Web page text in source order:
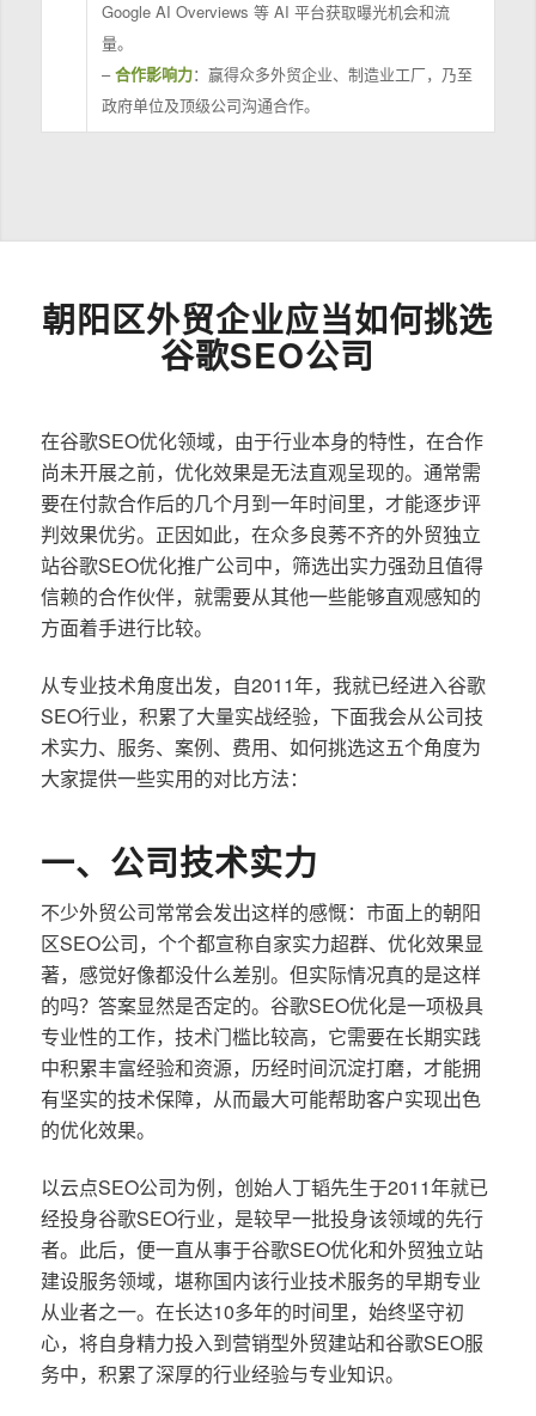
Google AI Overviews 等 AI 平台获取曝光机会和流
量。
–合作影响力：赢得众多外贸企业、制造业工厂，乃至
政府单位及顶级公司沟通合作。
朝阳区外贸企业应当如何挑选
谷歌SEO公司
在谷歌SEO优化领域，由于行业本身的特性，在合作
尚未开展之前，优化效果是无法直观呈现的。通常需
要在付款合作后的几个月到一年时间里，才能逐步评
判效果优劣。正因如此，在众多良莠不齐的外贸独立
站谷歌SEO优化推广公司中，筛选出实力强劲且值得
信赖的合作伙伴，就需要从其他一些能够直观感知的
方面着手进行比较。
从专业技术角度出发，自2011年，我就已经进入谷歌
SEO行业，积累了大量实战经验，下面我会从公司技
术实力、服务、案例、费用、如何挑选这五个角度为
大家提供一些实用的对比方法：
一、公司技术实力
不少外贸公司常常会发出这样的感慨：市面上的朝阳
区SEO公司，个个都宣称自家实力超群、优化效果显
著，感觉好像都没什么差别。但实际情况真的是这样
的吗？答案显然是否定的。谷歌SEO优化是一项极具
专业性的工作，技术门槛比较高，它需要在长期实践
中积累丰富经验和资源，历经时间沉淀打磨，才能拥
有坚实的技术保障，从而最大可能帮助客户实现出色
的优化效果。
以云点SEO公司为例，创始人丁韬先生于2011年就已
经投身谷歌SEO行业，是较早一批投身该领域的先行
者。此后，便一直从事于谷歌SEO优化和外贸独立站
建设服务领域，堪称国内该行业技术服务的早期专业
从业者之一。在长达10多年的时间里，始终坚守初
心，将自身精力投入到营销型外贸建站和谷歌SEO服
务中，积累了深厚的行业经验与专业知识。